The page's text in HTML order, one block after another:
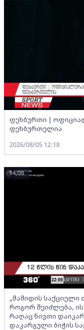
ფეხბურთი |
ფეხბურთელია
2026/08/05 12:18
„მამიდის საქციელი
როგორ შეიძლება,
რაღაც ნივთი
დაკარგული ბიჭის
14:08